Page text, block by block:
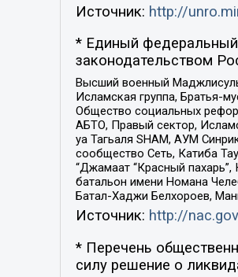
Источник: http://
* Единый федеральный
законодательством
Высший военный
Исламская группа, Братья-
Общество социальных
АБТО, Правый сектор,
уа Тагьаля SHAM, АУМ
сообщество Сеть, Катиба
“Джамаат “Красный
батальон имени Номана
Батал-Хаджи Белхороев,
Источник: http://
* Перечень
силу решение о